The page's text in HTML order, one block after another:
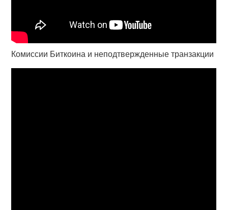
Комиссии Биткоина и неподтвержденные транзакции